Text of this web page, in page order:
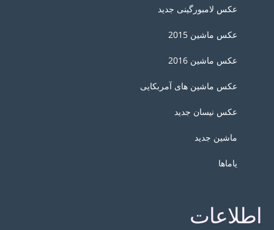
عکس لامبورگینی جدید
عکس ماشین 2015
عکس ماشین 2016
عکس ماشین های آمربکایی
عکس نیسان جدید
ماشین جدید
یاماها
اطلاعات